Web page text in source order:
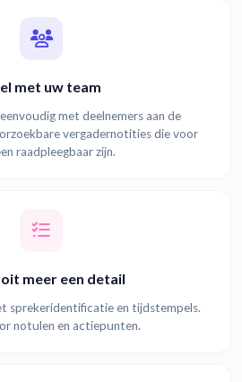
met uw team
met deelnemers aan de
vergadernotities die voor
raadpleegbaar zijn.
meer een detail
sprekeridentificatie en tijdstempels.
notulen en actiepunten.